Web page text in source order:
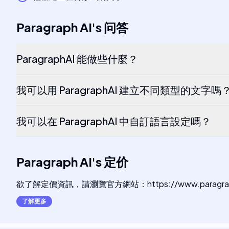
Paragraph AI's问答
ParagraphAI 能做些什麼？
我可以用 ParagraphAI 建立不同類型的文字嗎？
我可以在 ParagraphAI 中自訂語言設定嗎？
Paragraph AI's 定价
欲了解定價資訊，請瀏覽官方網站：https://
了解更多